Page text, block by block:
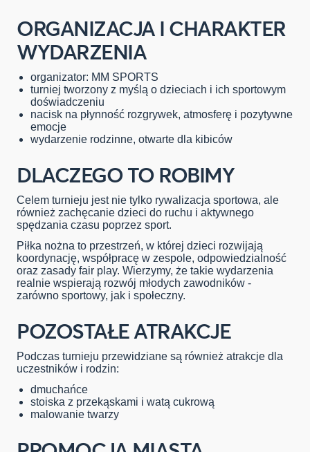
ORGANIZACJA I CHARAKTER
WYDARZENIA
organizator: MM SPORTS
turniej tworzony z myślą o dzieciach i ich sportowym
doświadczeniu
nacisk na płynność rozgrywek, atmosferę i pozytywne
emocje
wydarzenie rodzinne, otwarte dla kibiców
DLACZEGO TO ROBIMY
Celem turnieju jest nie tylko rywalizacja sportowa, ale
również zachęcanie dzieci do ruchu i aktywnego
spędzania czasu poprzez sport.
Piłka nożna to przestrzeń, w której dzieci rozwijają
koordynację, współpracę w zespole, odpowiedzialność
oraz zasady fair play. Wierzymy, że takie wydarzenia
realnie wspierają rozwój młodych zawodników -
zarówno sportowy, jak i społeczny.
POZOSTAŁE ATRAKCJE
Podczas turnieju przewidziane są również atrakcje dla
uczestników i rodzin:
dmuchańce
stoiska z przekąskami i watą cukrową
malowanie twarzy